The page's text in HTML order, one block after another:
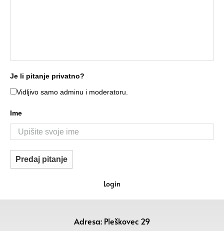
Je li pitanje privatno?
Vidljivo samo adminu i moderatoru.
Ime
Predaj pitanje
Login
Adresa: Pleškovec 29